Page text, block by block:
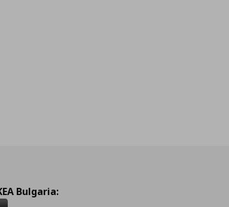
Bulgaria: